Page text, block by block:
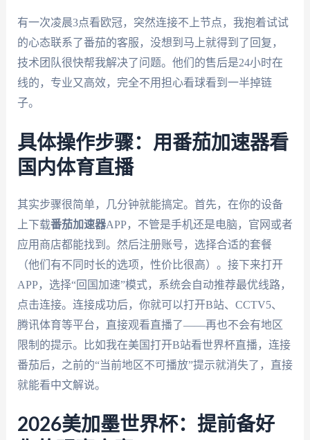
有一次凌晨3点看欧冠，突然连接不上节点，我抱着试试
的心态联系了番茄的客服，没想到马上就得到了回复，
技术团队很快帮我解决了问题。他们的售后是24小时在
线的，专业又高效，完全不用担心看球看到一半掉链
子。
具体操作步骤：用番茄加速器看
国内体育直播
其实步骤很简单，几分钟就能搞定。首先，在你的设备
上下载番茄加速器APP，不管是手机还是电脑，官网或者
应用商店都能找到。然后注册账号，选择合适的套餐
（他们有不同时长的选项，性价比很高）。接下来打开
APP，选择“回国加速”模式，系统会自动推荐最优线路，
点击连接。连接成功后，你就可以打开B站、CCTV5、
腾讯体育等平台，直接观看直播了——再也不会有地区
限制的提示。比如我在美国打开B站看世界杯直播，连接
番茄后，之前的“当前地区不可播放”提示就消失了，直接
就能看中文解说。
2026美加墨世界杯：提前备好